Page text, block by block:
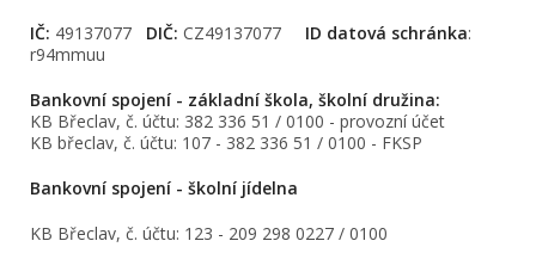
IČ: 49137077 DIČ: CZ49137077 ID datová schránka:
r94mmuu
Bankovní spojení - základní škola, školní družina:
KB Břeclav, č. účtu: 382 336 51 / 0100 - provozní účet
KB břeclav, č. účtu: 107 - 382 336 51 / 0100 - FKSP
Bankovní spojení - školní jídelna
KB Břeclav, č. účtu: 123 - 209 298 0227 / 0100